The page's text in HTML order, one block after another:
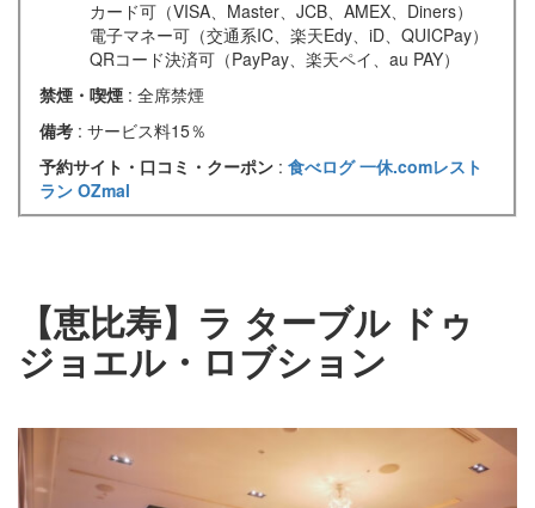
カード可（VISA、Master、JCB、AMEX、Diners）
電子マネー可（交通系IC、楽天Edy、iD、QUICPay）
QRコード決済可（PayPay、楽天ペイ、au PAY）
禁煙・喫煙 : 全席禁煙
備考 : サービス料15％
予約サイト・口コミ・クーポン : 食べログ一休.comレスト
ラン OZmal
【恵比寿】ラ ターブル ドゥ
ジョエル・ロブション